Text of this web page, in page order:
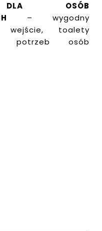
DLA OSÓB
– wygodny
wejście, toalety
potrzeb osób